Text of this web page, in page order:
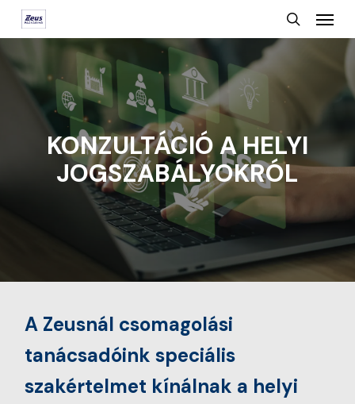
Skip
to
main
content
search
Menu
KONZULTÁCIÓ A HELYI
JOGSZABÁLYOKRÓL
A Zeusnál csomagolási
tanácsadóink speciális
szakértelmet kínálnak a helyi